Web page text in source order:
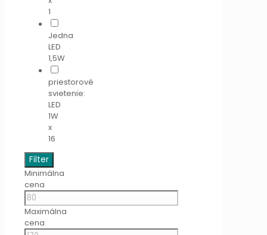
1
Jedna
LED
1,5W
priestorové
svietenie:
LED
1W
x
16
Filter
Minimálna
cena
Maximálna
cena